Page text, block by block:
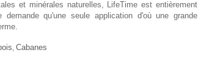
et minérales naturelles, LifeTime est entièrement
qu'une seule application d'où une grande
, Cabanes